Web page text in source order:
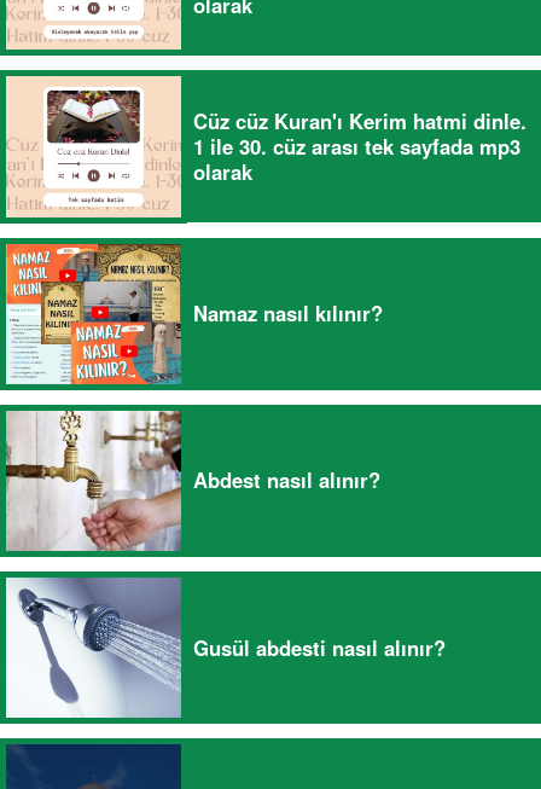
Cüz cüz Kuran'ı Kerim hatmi dinle.
1 ile 30. cüz arası tek sayfada mp3
olarak
Namaz nasıl kılınır?
Abdest nasıl alınır?
Gusül abdesti nasıl alınır?